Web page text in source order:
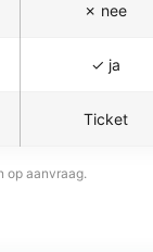
✗ nee
✓ ja
Ticket
op aanvraag.